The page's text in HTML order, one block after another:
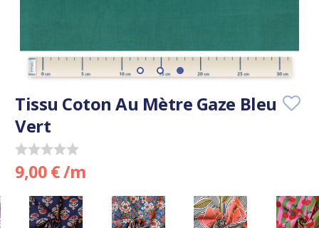
Tissu Coton Au Mètre Gaze Bleu
Vert
9,00 € /m